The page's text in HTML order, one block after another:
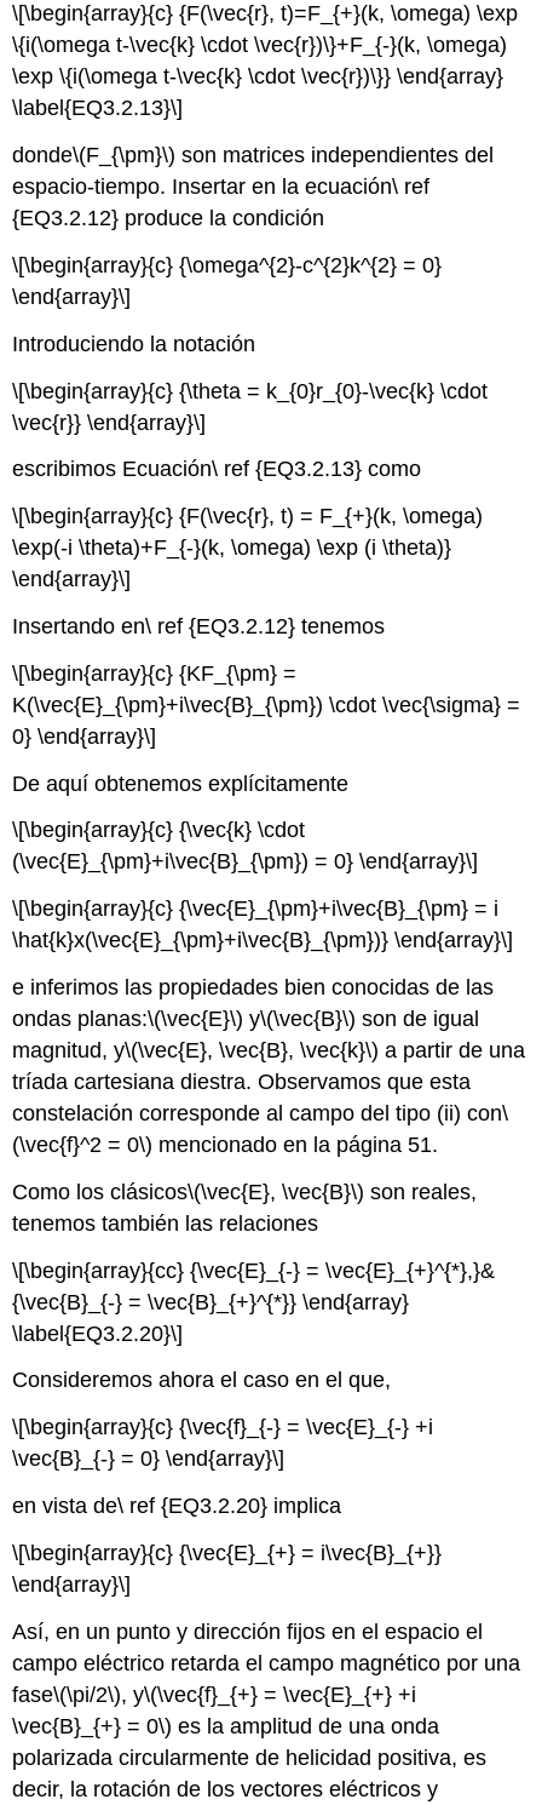
\[\begin{array}{c} {F(\vec{r}, t)=F_{+}(k, \omega) \exp
\{i(\omega t-\vec{k} \cdot \vec{r})\}+F_{-}(k, \omega)
\exp \{i(\omega t-\vec{k} \cdot \vec{r})\}} \end{array}
\label{EQ3.2.13}\]
donde\(F_{\pm}\) son matrices independientes del
espacio-tiempo. Insertar en la ecuación\ ref
{EQ3.2.12} produce la condición
\[\begin{array}{c} {\omega^{2}-c^{2}k^{2} = 0}
\end{array}\]
Introduciendo la notación
\[\begin{array}{c} {\theta = k_{0}r_{0}-\vec{k} \cdot
\vec{r}} \end{array}\]
escribimos Ecuación\ ref {EQ3.2.13} como
\[\begin{array}{c} {F(\vec{r}, t) = F_{+}(k, \omega)
\exp(-i \theta)+F_{-}(k, \omega) \exp (i \theta)}
\end{array}\]
Insertando en\ ref {EQ3.2.12} tenemos
\[\begin{array}{c} {KF_{\pm} =
K(\vec{E}_{\pm}+i\vec{B}_{\pm}) \cdot \vec{\sigma} =
0} \end{array}\]
De aquí obtenemos explícitamente
\[\begin{array}{c} {\vec{k} \cdot
(\vec{E}_{\pm}+i\vec{B}_{\pm}) = 0} \end{array}\]
\[\begin{array}{c} {\vec{E}_{\pm}+i\vec{B}_{\pm} = i
\hat{k}x(\vec{E}_{\pm}+i\vec{B}_{\pm})} \end{array}\]
e inferimos las propiedades bien conocidas de las
ondas planas:\(\vec{E}\) y\(\vec{B}\) son de igual
magnitud, y\(\vec{E}, \vec{B}, \vec{k}\) a partir de una
tríada cartesiana diestra. Observamos que esta
constelación corresponde al campo del tipo (ii) con\
(\vec{f}^2 = 0\) mencionado en la página 51.
Como los clásicos\(\vec{E}, \vec{B}\) son reales,
tenemos también las relaciones
\[\begin{array}{cc} {\vec{E}_{-} = \vec{E}_{+}^{*},}&
{\vec{B}_{-} = \vec{B}_{+}^{*}} \end{array}
\label{EQ3.2.20}\]
Consideremos ahora el caso en el que,
\[\begin{array}{c} {\vec{f}_{-} = \vec{E}_{-} +i
\vec{B}_{-} = 0} \end{array}\]
en vista de\ ref {EQ3.2.20} implica
\[\begin{array}{c} {\vec{E}_{+} = i\vec{B}_{+}}
\end{array}\]
Así, en un punto y dirección fijos en el espacio el
campo eléctrico retarda el campo magnético por una
fase\(\pi/2\), y\(\vec{f}_{+} = \vec{E}_{+} +i
\vec{B}_{+} = 0\) es la amplitud de una onda
polarizada circularmente de helicidad positiva, es
decir, la rotación de los vectores eléctricos y